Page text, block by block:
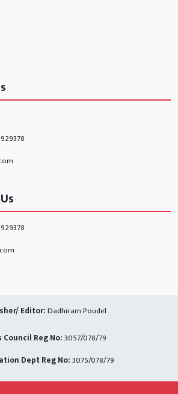
Editor:Dadhiram Poudel
Council Reg No: 3057/078/79
Dept Reg No: 3075/078/79